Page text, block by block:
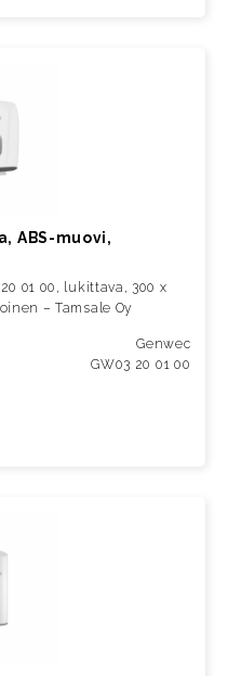
ABS-muovi,
01 00, lukittava, 300 x
– Tamsale Oy
Genwec
GW03 20 01 00